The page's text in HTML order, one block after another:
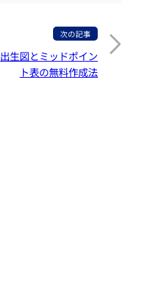
出生図とミッドポイン
ト表の無料作成法